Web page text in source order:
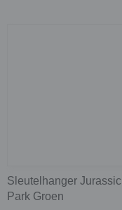
Sleutelhanger Jurassic
Park Groen